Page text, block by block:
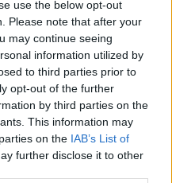
use the below opt-out
Please note that after your
may continue seeing
information utilized by
to third parties prior to
opt-out of the further
by third parties on the
This information may
on the IAB’s List of
further disclose it to other
(9)
(5)
(1)
(27)
(67)
(6)
(35)